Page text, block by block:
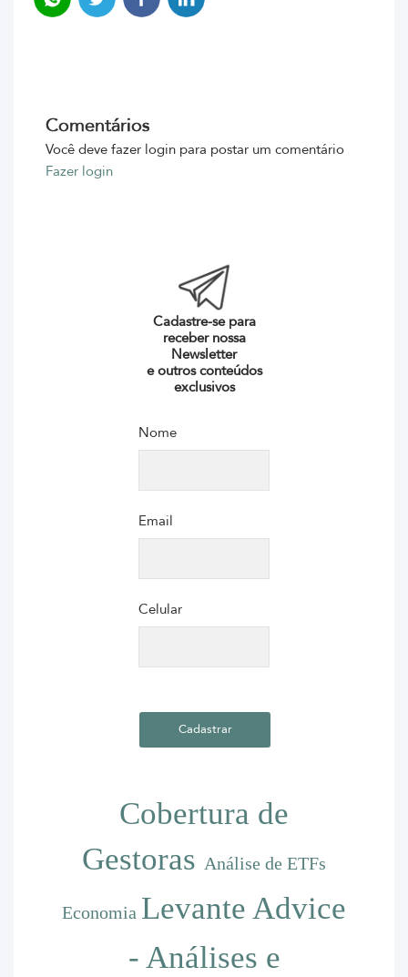
Comentários
Você deve fazer login para postar um comentário
Fazer login
Cadastre-se para
receber nossa
Newsletter
e outros conteúdos
exclusivos
Nome
Email
Celular
Cobertura de
Gestoras Análise de ETFs
Economia Levante Advice
- Análises e